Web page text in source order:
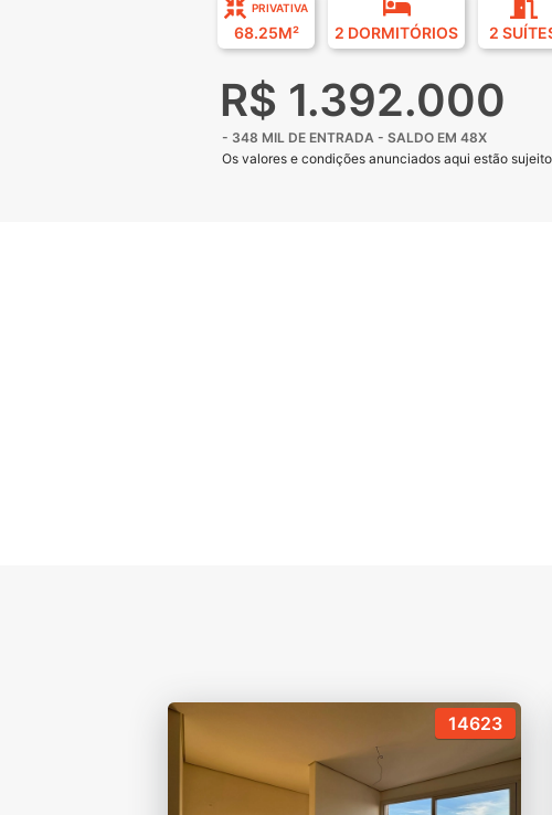
PRIVATIVA
68.25M² 2 DORMITÓRIOS 2
R$ 1.392.000
- 348 MIL DE ENTRADA - SALDO EM 48X
Os valores e condições anunciados aqui estão
14623